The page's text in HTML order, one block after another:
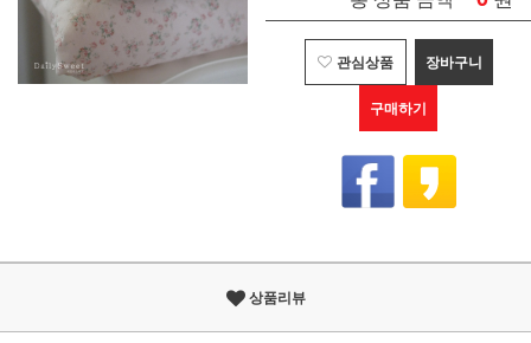
관심상품 장바구니
구매하기
상품리뷰